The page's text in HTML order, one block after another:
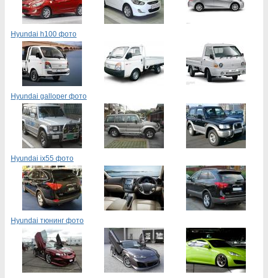
Hyundai h100 фото
Hyundai galloper фото
Hyundai ix55 фото
Hyundai тюнинг фото